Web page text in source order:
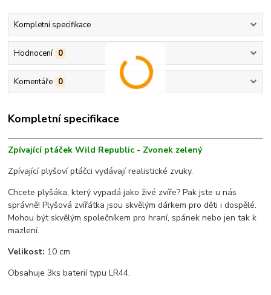
Kompletní specifikace
Hodnocení 0
Komentáře 0
Kompletní specifikace
Zpívající ptáček Wild Republic - Zvonek zelený
Zpívající plyšoví ptáčci vydávají realistické zvuky.
Chcete plyšáka, který vypadá jako živé zvíře? Pak jste u nás
správně! Plyšová zvířátka jsou skvělým dárkem pro děti i dospělé.
Mohou být skvělým společníkem pro hraní, spánek nebo jen tak k
mazlení.
Velikost: 10 cm
Obsahuje 3ks baterií typu LR44.